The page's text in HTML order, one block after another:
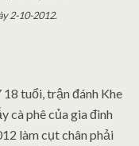
2-10-2012.
tuổi, trận đánh Khe
cà phê của gia đình
làm cụt chân phải